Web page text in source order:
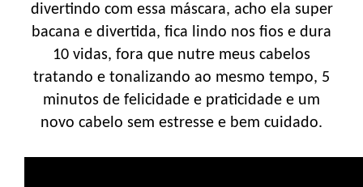
divertindo com essa máscara, acho ela super
bacana e divertida, fica lindo nos fios e dura
10 vidas, fora que nutre meus cabelos
tratando e tonalizando ao mesmo tempo, 5
minutos de felicidade e praticidade e um
novo cabelo sem estresse e bem cuidado.